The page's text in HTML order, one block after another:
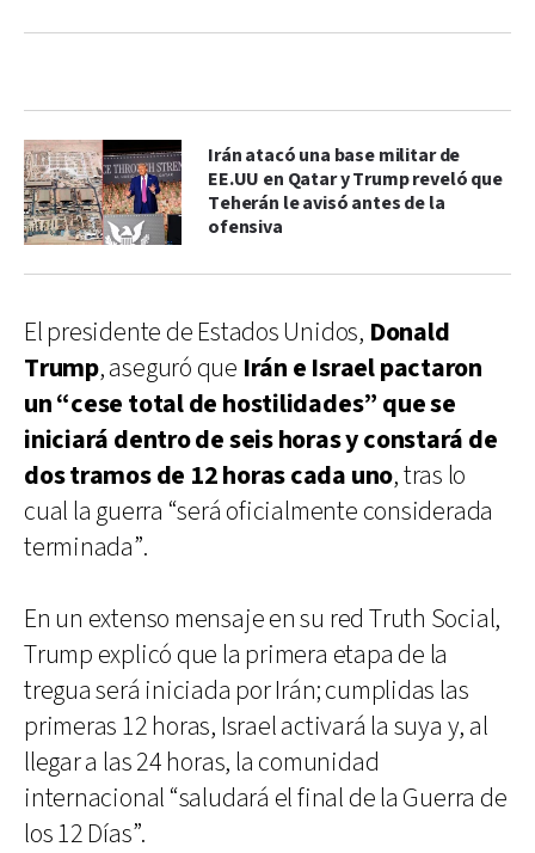
Irán atacó una base militar de
EE.UU en Qatar y Trump reveló que
Teherán le avisó antes de la
ofensiva
El presidente de Estados Unidos, Donald
Trump, aseguró que Irán e Israel pactaron
un “cese total de hostilidades” que se
iniciará dentro de seis horas y constará de
dos tramos de 12 horas cada uno, tras lo
cual la guerra “será oficialmente considerada
terminada”.
En un extenso mensaje en su red Truth Social,
Trump explicó que la primera etapa de la
tregua será iniciada por Irán; cumplidas las
primeras 12 horas, Israel activará la suya y, al
llegar a las 24 horas, la comunidad
internacional “saludará el final de la Guerra de
los 12 Días”.